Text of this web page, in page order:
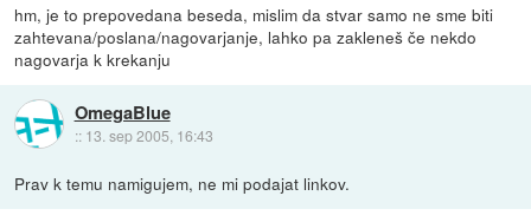
hm, je to prepovedana beseda, mislim da stvar samo ne sme biti
zahtevana/poslana/nagovarjanje, lahko pa zakleneš če nekdo
nagovarja k krekanju
OmegaBlue
:: 13. sep 2005, 16:43
Prav k temu namigujem, ne mi podajat linkov.